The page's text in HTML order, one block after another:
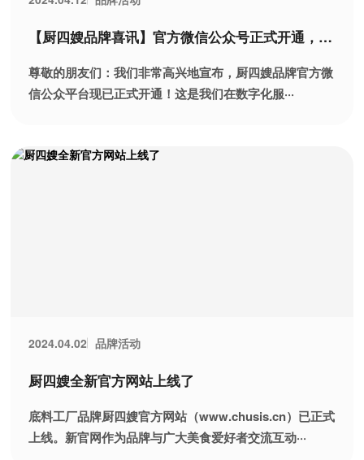
【厨四嫂品牌喜讯】官方微信公众号正式开通，诚
邀您共赴美食之旅！
尊敬的朋友们：我们非常高兴地宣布，厨四嫂品牌官方微
信公众平台现已正式开通！这是我们在数字化服···
2024.04.02 品牌活动
厨四嫂全新官方网站上线了
底料工厂品牌厨四嫂官方网站（www.chusis.cn）已正式
上线。新官网作为品牌与广大美食爱好者交流互动···